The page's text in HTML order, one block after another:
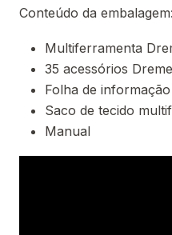
Conteúdo da embalagem:
Multiferramenta
35 acessórios
Folha de
Saco de tecido
Manual